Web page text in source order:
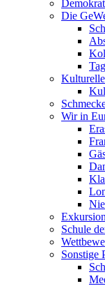
Die
Wir in
Schule
Sonstige